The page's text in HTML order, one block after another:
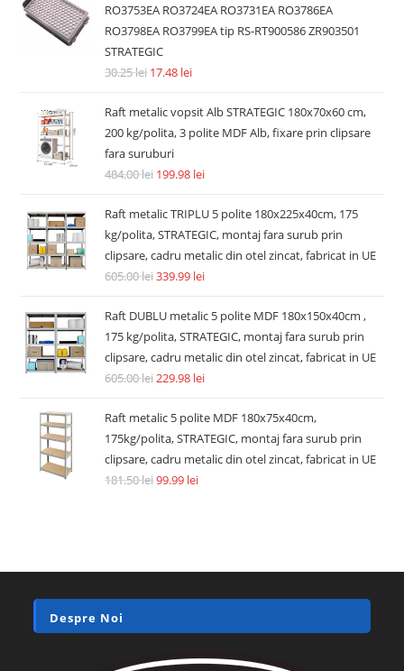
RO3753EA RO3724EA RO3731EA RO3786EA
RO3798EA RO3799EA tip RS-RT900586 ZR903501
STRATEGIC
30.25lei 17.48 lei
Raft metalic vopsit Alb STRATEGIC 180x70x60 cm,
200 kg/polita, 3 polite MDF Alb, fixare prin clipsare
fara suruburi
484.00lei 199.98 lei
Raft metalic TRIPLU 5 polite 180x225x40cm, 175
kg/polita, STRATEGIC, montaj fara surub prin
clipsare, cadru metalic din otel zincat, fabricat in UE
605.00lei339.99 lei
Raft DUBLU metalic 5 polite MDF 180x150x40cm ,
175 kg/polita, STRATEGIC, montaj fara surub prin
clipsare, cadru metalic din otel zincat, fabricat in UE
605.00lei229.98 lei
Raft metalic 5 polite MDF 180x75x40cm,
175kg/polita, STRATEGIC, montaj fara surub prin
clipsare, cadru metalic din otel zincat, fabricat in UE
181.50lei99.99 lei
Despre Noi